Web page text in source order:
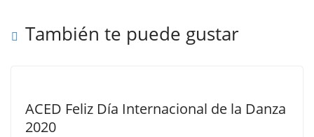
También te puede gustar
ACED Feliz Día Internacional de la Danza
2020